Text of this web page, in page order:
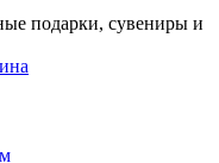
подарки, сувениры и